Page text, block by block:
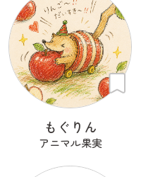
もぐりん
アニマル果実